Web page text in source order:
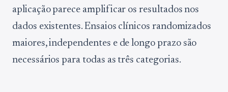
aplicação parece amplificar os resultados nos
dados existentes. Ensaios clínicos randomizados
maiores, independentes e de longo prazo são
necessários para todas as três categorias.